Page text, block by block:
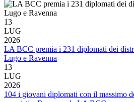
13
LUG
2026
LA BCC premia i 231 diplomati dei
Lugo e Ravenna
13
LUG
2026
104 i giovani diplomati con il massimo